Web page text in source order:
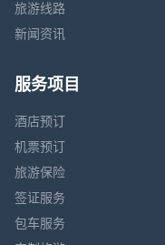
旅游线路
新闻资讯
服务项目
酒店预订
机票预订
旅游保险
签证服务
包车服务